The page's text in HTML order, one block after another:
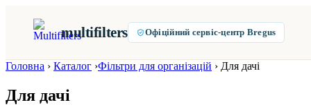
multifilters Офіційний сервіс-центр Bregus
Головна › Каталог ›Фільтри для організацій › Для дачі
Для дачі